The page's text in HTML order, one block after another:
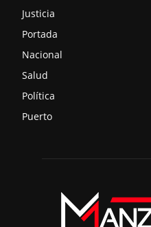
Justicia
Portada
Nacional
Salud
Política
Puerto